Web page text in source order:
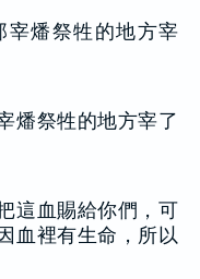
宰燔祭牲的地方宰
燔祭牲的地方宰了
這血賜給你們，可
血裡有生命，所以